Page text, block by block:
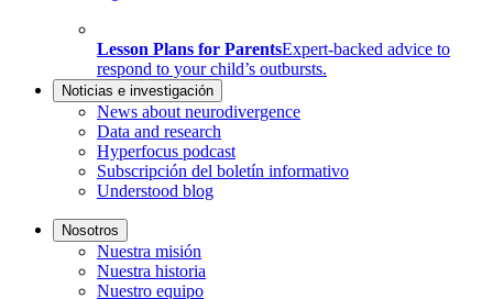
Lesson Plans for ParentsExpert-backed advice to
respond to your child’s outbursts.
Noticias e investigación
News about neurodivergence
Data and research
Hyperfocus podcast
Subscripción del boletín informativo
Understood blog
Nosotros
Nuestra misión
Nuestra historia
Nuestro equipo